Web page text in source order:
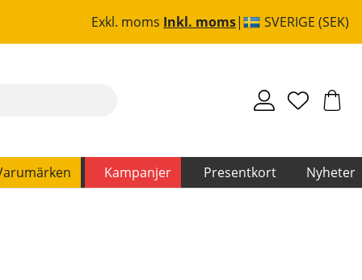
Exkl. moms Inkl. moms SVERIGE (SEK)
Kampanjer Presentkort Nyheter